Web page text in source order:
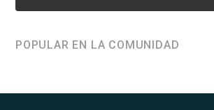
POPULAR EN LA COMUNIDAD